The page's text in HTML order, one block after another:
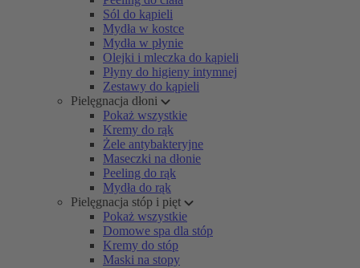
Sól do kąpieli
Mydła w kostce
Mydła w płynie
Olejki i mleczka do kąpieli
Płyny do higieny intymnej
Zestawy do kąpieli
Pielęgnacja dłoni
Pokaż wszystkie
Kremy do rąk
Żele antybakteryjne
Maseczki na dłonie
Peeling do rąk
Mydła do rąk
Pielęgnacja stóp i pięt
Pokaż wszystkie
Domowe spa dla stóp
Kremy do stóp
Maski na stopy